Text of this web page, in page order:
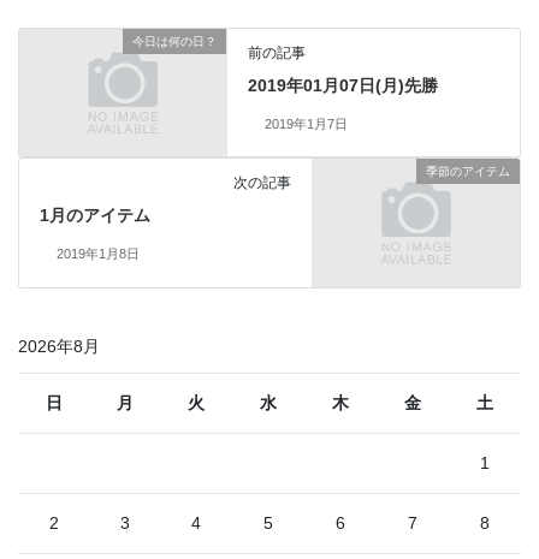
今日は何の日？
前の記事
2019年01月07日(月)先勝
2019年1月7日
季節のアイテム
次の記事
1月のアイテム
2019年1月8日
2026年8月
日 月 火 水 木 金 土
1
2 3 4 5 6 7 8